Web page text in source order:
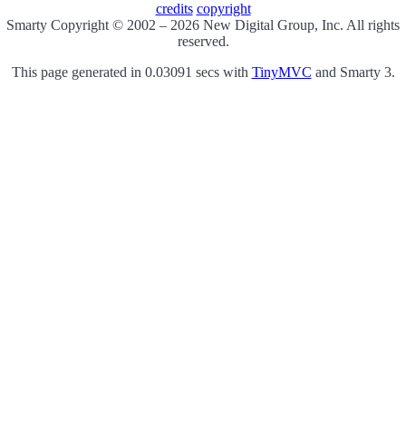
credits copyright
Smarty Copyright © 2002 – 2026 New Digital Group, Inc. All rights
reserved.
This page generated in 0.03091 secs with TinyMVC and Smarty 3.